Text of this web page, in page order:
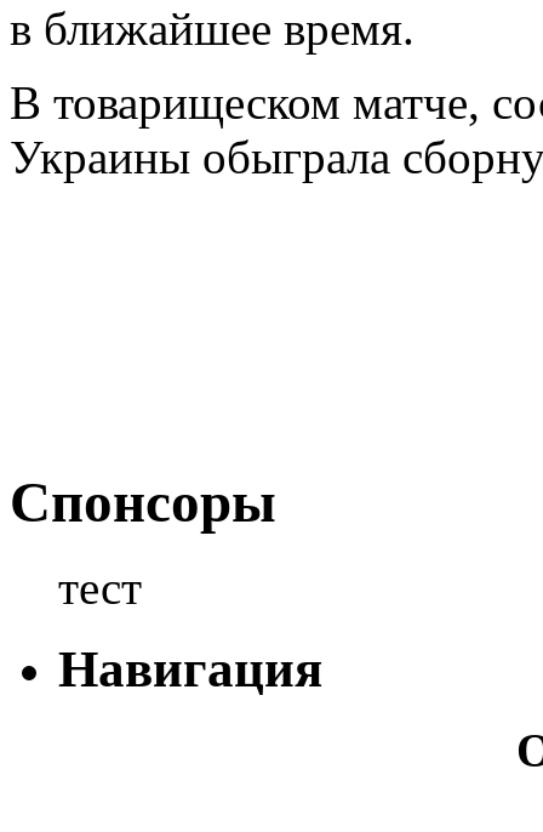
в ближайшее время.
В товарищеском матче,
Украины обыграла
Спонсоры
тест
Навигация